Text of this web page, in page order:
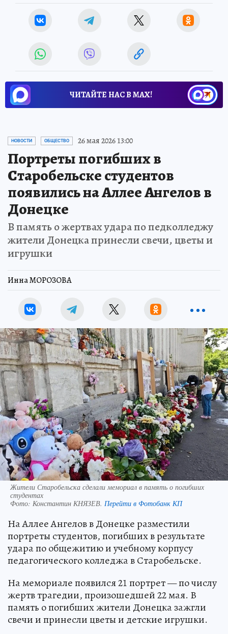
ЧИТАЙТЕ НАС В МАХ!
НОВОСТИ ОБЩЕСТВО 26 мая 2026 13:00
Портреты погибших в
Старобельске студентов
появились на Аллее Ангелов в
Донецке
В память о жертвах удара по педколледжу
жители Донецка принесли свечи, цветы и
игрушки
Инна МОРОЗОВА
Жители Старобельска сделали мемориал в память о погибших
студентах
Фото: Константин КНЯЗЕВ. Перейти в Фотобанк КП
На Аллее Ангелов в Донецке разместили
портреты студентов, погибших в результате
удара по общежитию и учебному корпусу
педагогического колледжа в Старобельске.
На мемориале появился 21 портрет — по числу
жертв трагедии, произошедшей 22 мая. В
память о погибших жители Донецка зажгли
свечи и принесли цветы и детские игрушки.